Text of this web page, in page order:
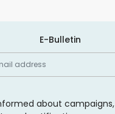
E-Bulletin
about campaigns,